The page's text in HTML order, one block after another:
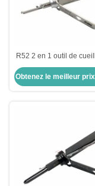
R52 2 en 1 outil de
AKK Outils de
d'ouverture de porte sur
Obtenez le meilleur prix